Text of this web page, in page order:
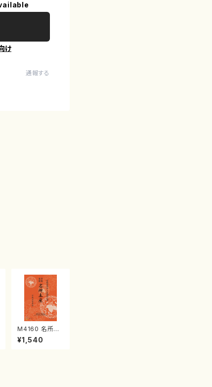
け
通報する
M4160 名所土
産《箏曲楽譜》
（箏/宮城喜代
¥1,540